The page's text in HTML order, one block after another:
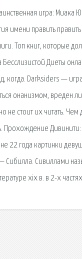
игра: Миака
имени править
Топ книг, которые
Бесслизистой Диеты
когда. Darksiders —
онанизмом, вреден
не стоит их читать. Чем
Прохождение
22 года картинки
Сибилла. Сивиллами
xix в. в 2-х